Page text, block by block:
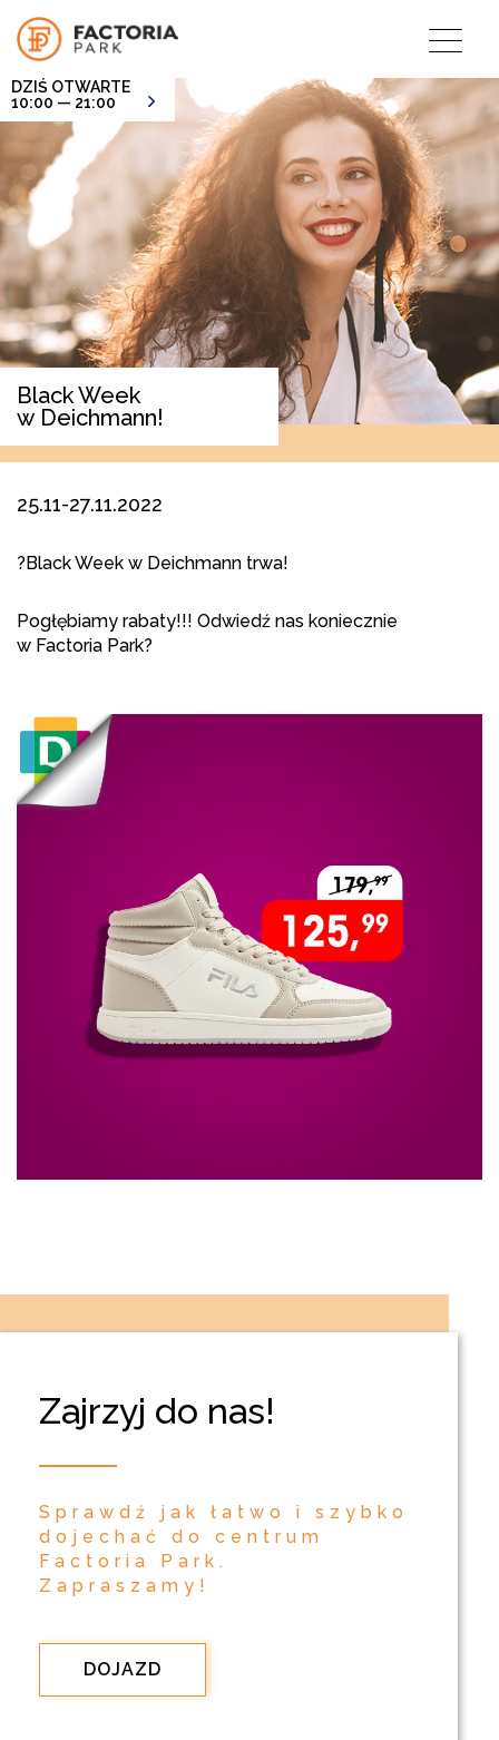
DZIŚ OTWARTE
10:00 — 21:00
Black Week
w Deichmann!
25.11-27.11.2022
?Black Week w Deichmann trwa!
Pogłębiamy rabaty!!! Odwiedź nas koniecznie
w Factoria Park?
Zajrzyj do nas!
Sprawdź jak łatwo i szybko
dojechać do centrum
Factoria Park.
Zapraszamy!
DOJAZD